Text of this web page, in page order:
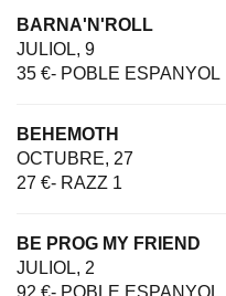
BARNA'N'ROLL
JULIOL, 9
35 €- POBLE ESPANYOL
BEHEMOTH
OCTUBRE, 27
27 €- RAZZ 1
BE PROG MY FRIEND
JULIOL, 2
92 €- POBLE ESPANYOL